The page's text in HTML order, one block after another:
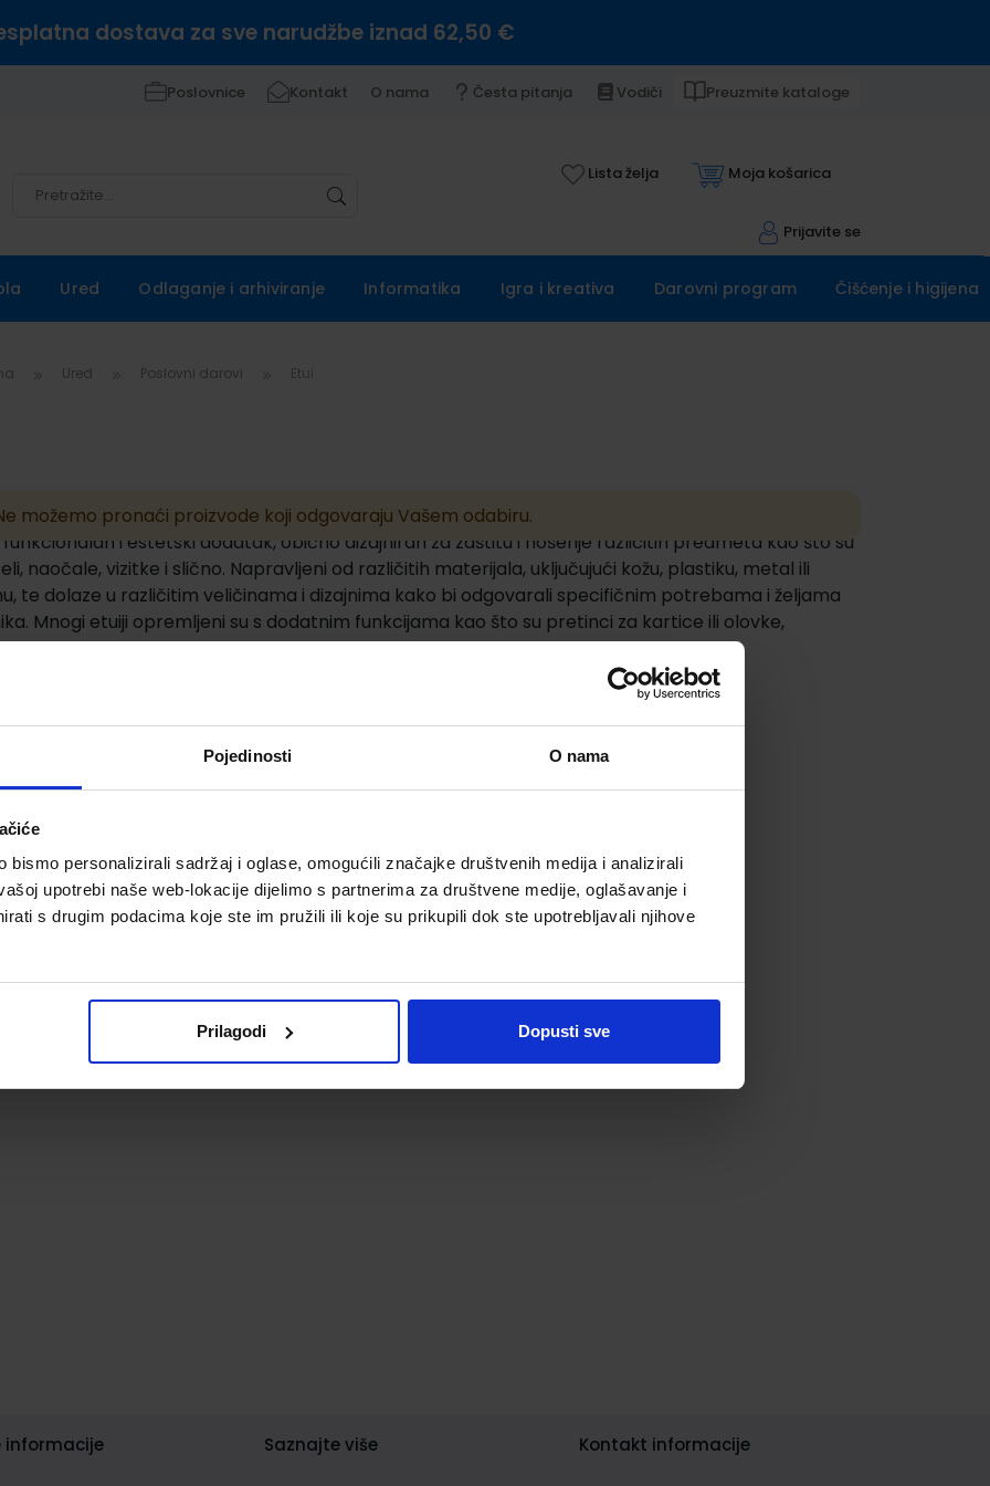
Pojedinosti O nama
bismo personalizirali sadržaj i oglase, omogućili značajke društvenih medija i analizirali
upotrebi naše web-lokacije dijelimo s partnerima za društvene medije, oglašavanje i
s drugim podacima koje ste im pružili ili koje su prikupili dok ste upotrebljavali njihove
Prilagodi Dopusti sve
dostava za sve narudžbe iznad 62,50 €
Poslovnice Kontakt O nama Česta pitanja Vodiči Preuzmite kataloge
Lista želja Moja košarica
Prijavite se
Ured Odlaganje i arhiviranje Informatika Igra i kreativa Darovni program Čišćenje i higijena
Ured Poslovni darovi
možemo pronaći proizvode koji odgovaraju Vašem odabiru.
funkcionalan i estetski dodatak, obično dizajniran za zaštitu i nošenje različitih predmeta kao što su
naočale, vizitke i slično. Napravljeni od različitih materijala, uključujući kožu, plastiku, metal ili
te dolaze u različitim veličinama i dizajnima kako bi odgovarali specifičnim potrebama i željama
Mnogi etuiji opremljeni su s dodatnim funkcijama kao što su pretinci za kartice ili olovke,
za zatvaranje ili čak s integriranim stalakom.
informacije Saznajte više Kontakt informacije